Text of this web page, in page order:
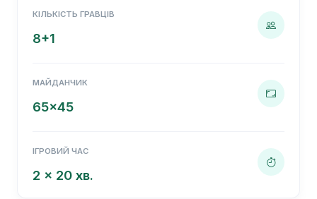
КІЛЬКІСТЬ ГРАВЦІВ
8+1
МАЙДАНЧИК
65x45
ІГРОВИЙ ЧАС
2 x 20 хв.